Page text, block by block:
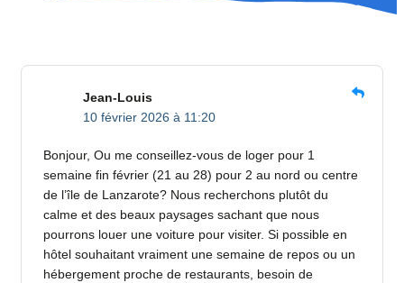
Jean-Louis
10 février 2026 à 11:20
Bonjour, Ou me conseillez-vous de loger pour 1
semaine fin février (21 au 28) pour 2 au nord ou centre
de l’île de Lanzarote? Nous recherchons plutôt du
calme et des beaux paysages sachant que nous
pourrons louer une voiture pour visiter. Si possible en
hôtel souhaitant vraiment une semaine de repos ou un
hébergement proche de restaurants, besoin de